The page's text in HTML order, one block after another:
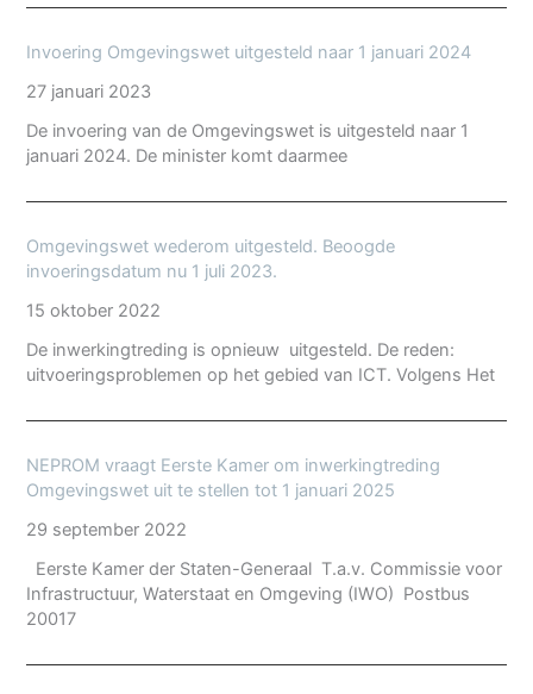
Invoering Omgevingswet uitgesteld naar 1 januari 2024
27 januari 2023
De invoering van de Omgevingswet is uitgesteld naar 1
januari 2024. De minister komt daarmee
Omgevingswet wederom uitgesteld. Beoogde
invoeringsdatum nu 1 juli 2023.
15 oktober 2022
De inwerkingtreding is opnieuw uitgesteld. De reden:
uitvoeringsproblemen op het gebied van ICT. Volgens Het
NEPROM vraagt Eerste Kamer om inwerkingtreding
Omgevingswet uit te stellen tot 1 januari 2025
29 september 2022
Eerste Kamer der Staten-Generaal T.a.v. Commissie voor
Infrastructuur, Waterstaat en Omgeving (IWO) Postbus
20017